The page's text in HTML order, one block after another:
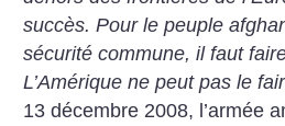
succès. Pour le peuple
sécurité commune, il faut
L’Amérique ne peut pas le
13 décembre 2008, l’armée